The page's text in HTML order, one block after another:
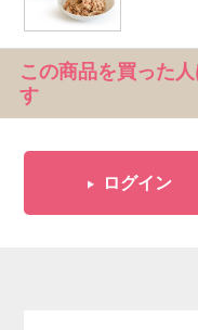
この商品を買った
す
ログイン